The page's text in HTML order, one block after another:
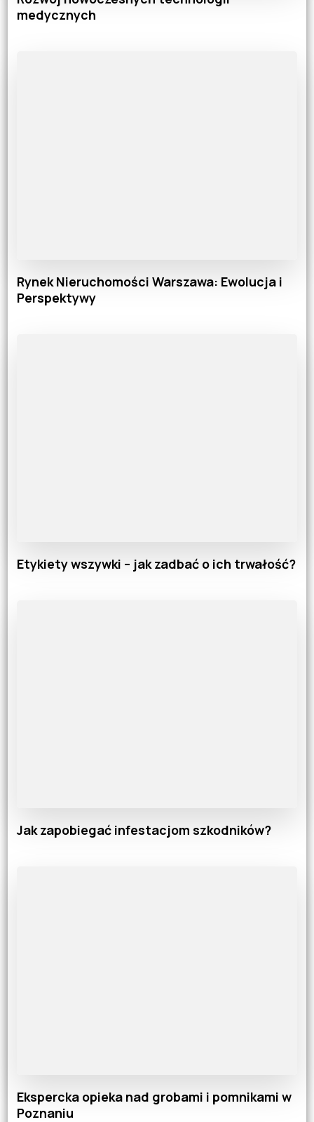
medycznych
Rynek Nieruchomości Warszawa: Ewolucja i
Perspektywy
Etykiety wszywki – jak zadbać o ich trwałość?
Jak zapobiegać infestacjom szkodników?
Ekspercka opieka nad grobami i pomnikami w
Poznaniu